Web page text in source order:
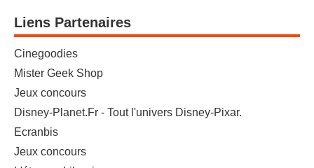
Liens Partenaires
Cinegoodies
Mister Geek Shop
Jeux concours
Disney-Planet.Fr - Tout l'univers Disney-Pixar.
Ecranbis
Jeux concours